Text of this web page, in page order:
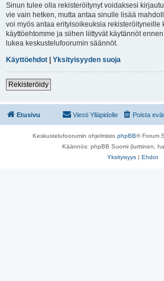
Sinun tulee olla rekisteröitynyt voidaksesi
vie vain hetken, mutta antaa sinulle lisää
voi myös antaa erityisoikeuksia rekisteröityneille
käyttöehtomme ja siihen liittyvät käytännöt
lukea keskustelufoorumin säännöt.
Käyttöehdot | Yksityisyyden suoja
Rekisteröidy
Etusivu Poista
Viesti Ylläpidolle
Keskustelufoorumin ohjelmisto phpBB® Forum
Käännös: phpBB Suomi (lurttinen,
Yksityisyys | Ehdot